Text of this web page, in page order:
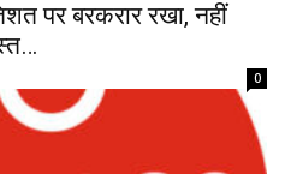
पर बरकरार रखा, नहीं
0